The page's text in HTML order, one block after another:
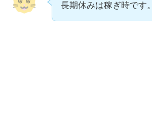
長期休みは稼ぎ時です。